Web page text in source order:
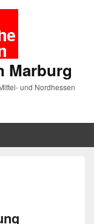
Marburg
und Nordhessen